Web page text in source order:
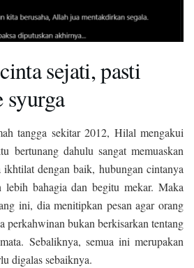
sejati, pasti
syurga
tangga sekitar 2012, Hilal mengakui
bertunang dahulu sangat memuaskan
dengan baik, hubungan cintanya
lebih bahagia dan begitu mekar. Maka
ini, dia menitipkan pesan agar orang
perkahwinan bukan berkisarkan tentang
Sebaliknya, semua ini merupakan
digalas sebaiknya.